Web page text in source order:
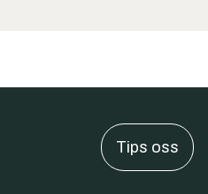
Tips oss